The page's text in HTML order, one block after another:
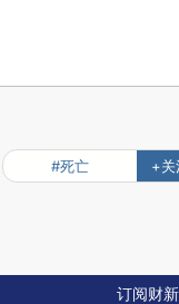
#死亡 +关
订阅财